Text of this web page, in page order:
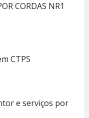
CORDAS NR1
CTPS
e serviços por